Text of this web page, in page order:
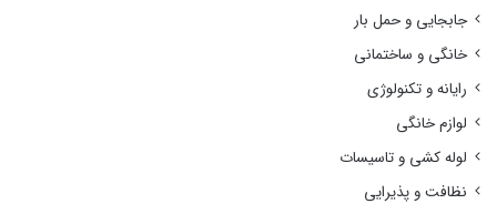
جابجایی و حمل بار
خانگی و ساختمانی
رایانه و تکنولوژی
لوازم خانگی
لوله کشی و تاسیسات
نظافت و پذیرایی